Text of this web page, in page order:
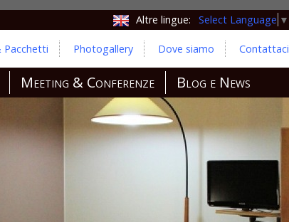
Select Language ▼
Altre lingue:
Photogallery Dove siamo Contattaci
Meeting & Conferenze Blog e News